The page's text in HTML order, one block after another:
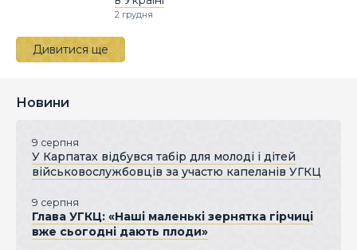
2 грудня
Дивитися ще
Новини
9 серпня
У Карпатах відбувся табір для молоді і дітей
військовослужбовців за участю капеланів УГКЦ
9 серпня
Глава УГКЦ: «Наші маленькі зернятка гірчиці
вже сьогодні дають плоди»